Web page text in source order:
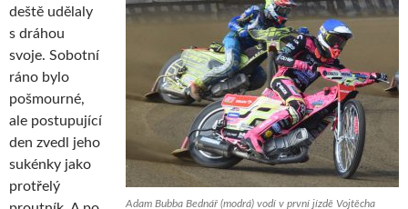
Adam Bubba Bednář (modrá) vodí v první jízdě Vojtěcha
deště udělaly
s dráhou
svoje. Sobotní
ráno bylo
pošmourné,
ale postupující
den zvedl jeho
sukénky jako
protřelý